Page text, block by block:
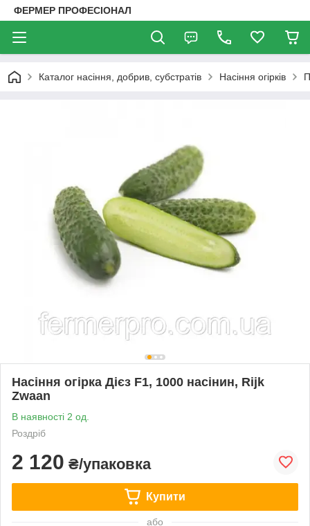
ФЕРМЕР ПРОФЕСІОНАЛ
Каталог насіння, добрив, субстратів Насіння огірків
Насіння огірка Дієз F1, 1000 насінин, Rijk
Zwaan
В наявності 2 од.
Роздріб
2 120 ₴/упаковка
Купити
або